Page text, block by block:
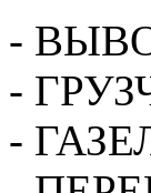
-
-
-